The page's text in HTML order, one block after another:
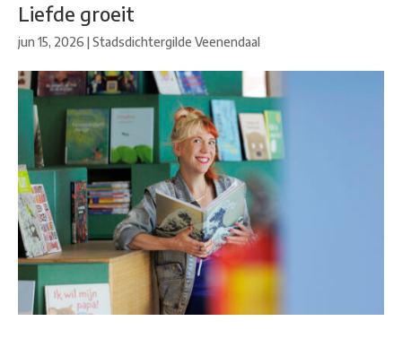
Liefde groeit
jun 15, 2026 |Stadsdichtergilde Veenendaal